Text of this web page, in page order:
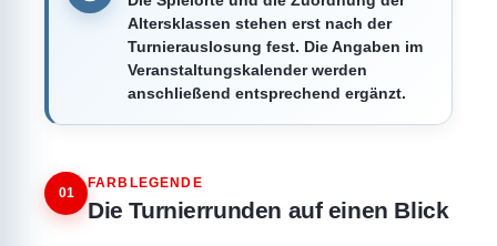
Altersklassen stehen erst nach der
Turnierauslosung fest. Die Angaben im
Veranstaltungskalender werden
anschließend entsprechend ergänzt.
01
FARBLEGENDE
Die Turnierrunden auf einen Blick